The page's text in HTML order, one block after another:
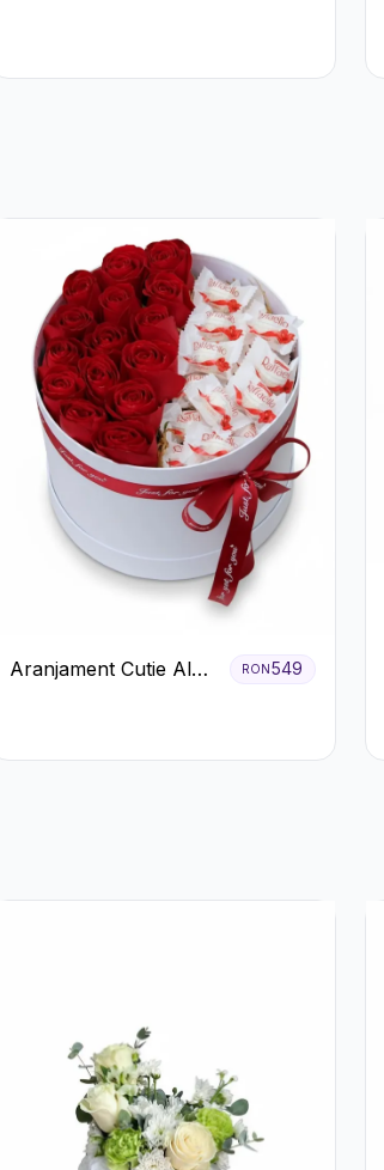
Aranjament Cutie Albă
RON549